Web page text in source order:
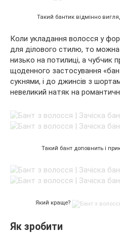
Такий бантик відмінно
Коли укладання волосся у
для ділового стилю, то
низько на потилиці, а чубчик
щоденного застосування
сукнями, і до джинсів з
невеликий натяк на
Такий бант доповнить і
Який краще?
Як зробити